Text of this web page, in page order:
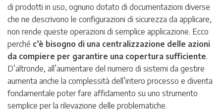
di prodotti in uso, ognuno dotato di documentazioni diverse
che ne descrivono le configurazioni di sicurezza da applicare,
non rende queste operazioni di semplice applicazione. Ecco
perché c’è bisogno di una centralizzazione delle azioni
da compiere per garantire una copertura sufficiente.
D’altronde, all’aumentare del numero di sistemi da gestire
aumenta anche la complessità dell’intero processo e diventa
fondamentale poter fare affidamento su uno strumento
semplice per la rilevazione delle problematiche.